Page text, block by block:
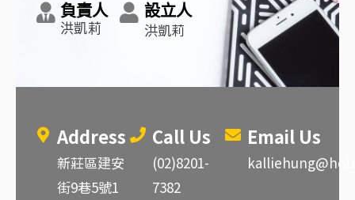
負責人
洪凱莉
設立人
洪凱莉
Address
新莊區建安
街9巷5號1
Call Us
(02)8201-
7382
Email Us